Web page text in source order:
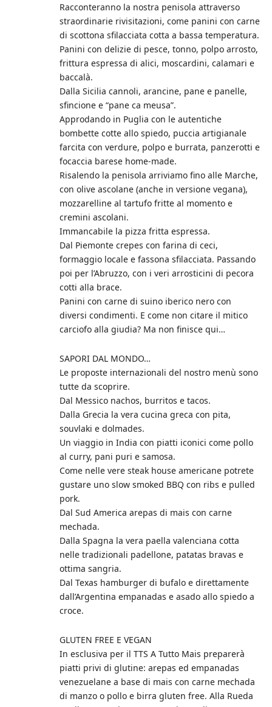
Racconteranno la nostra penisola attraverso
straordinarie rivisitazioni, come panini con carne
di scottona sfilacciata cotta a bassa temperatura.
Panini con delizie di pesce, tonno, polpo arrosto,
frittura espressa di alici, moscardini, calamari e
baccalà.
Dalla Sicilia cannoli, arancine, pane e panelle,
sfincione e “pane ca meusa”.
Approdando in Puglia con le autentiche
bombette cotte allo spiedo, puccia artigianale
farcita con verdure, polpo e burrata, panzerotti e
focaccia barese home-made.
Risalendo la penisola arriviamo fino alle Marche,
con olive ascolane (anche in versione vegana),
mozzarelline al tartufo fritte al momento e
cremini ascolani.
Immancabile la pizza fritta espressa.
Dal Piemonte crepes con farina di ceci,
formaggio locale e fassona sfilacciata. Passando
poi per l’Abruzzo, con i veri arrosticini di pecora
cotti alla brace.
Panini con carne di suino iberico nero con
diversi condimenti. E come non citare il mitico
carciofo alla giudia? Ma non finisce qui…
SAPORI DAL MONDO…
Le proposte internazionali del nostro menù sono
tutte da scoprire.
Dal Messico nachos, burritos e tacos.
Dalla Grecia la vera cucina greca con pita,
souvlaki e dolmades.
Un viaggio in India con piatti iconici come pollo
al curry, pani puri e samosa.
Come nelle vere steak house americane potrete
gustare uno slow smoked BBQ con ribs e pulled
pork.
Dal Sud America arepas di mais con carne
mechada.
Dalla Spagna la vera paella valenciana cotta
nelle tradizionali padellone, patatas bravas e
ottima sangria.
Dal Texas hamburger di bufalo e direttamente
dall’Argentina empanadas e asado allo spiedo a
croce.
GLUTEN FREE E VEGAN
In esclusiva per il TTS A Tutto Mais preparerà
piatti privi di glutine: arepas ed empanadas
venezuelane a base di mais con carne mechada
di manzo o pollo e birra gluten free. Alla Rueda